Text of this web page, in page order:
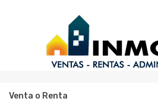
Venta o Renta